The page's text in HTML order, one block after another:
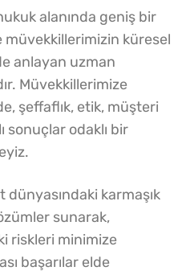
alanında geniş bir
müvekkillerimizin küresel
anlayan uzman
Müvekkillerimize
şeffaflık, etik, müşteri
sonuçlar odaklı bir
dünyasındaki karmaşık
sunarak,
riskleri minimize
başarılar elde